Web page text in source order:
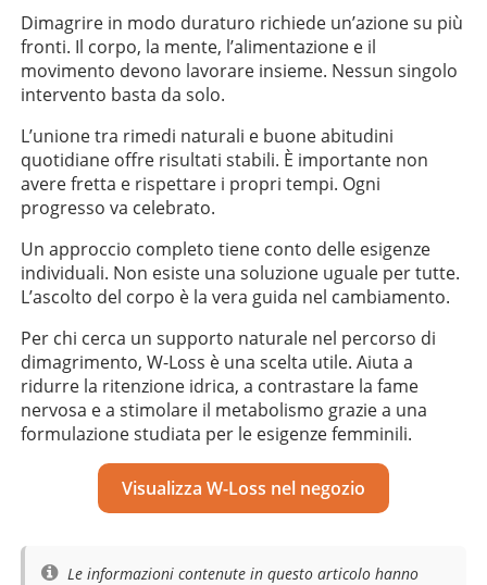
Dimagrire in modo duraturo richiede un’azione su più
fronti. Il corpo, la mente, l’alimentazione e il
movimento devono lavorare insieme. Nessun singolo
intervento basta da solo.
L’unione tra rimedi naturali e buone abitudini
quotidiane offre risultati stabili. È importante non
avere fretta e rispettare i propri tempi. Ogni
progresso va celebrato.
Un approccio completo tiene conto delle esigenze
individuali. Non esiste una soluzione uguale per tutte.
L’ascolto del corpo è la vera guida nel cambiamento.
Per chi cerca un supporto naturale nel percorso di
dimagrimento, W-Loss è una scelta utile. Aiuta a
ridurre la ritenzione idrica, a contrastare la fame
nervosa e a stimolare il metabolismo grazie a una
formulazione studiata per le esigenze femminili.
Visualizza W-Loss nel negozio
Le informazioni contenute in questo articolo hanno